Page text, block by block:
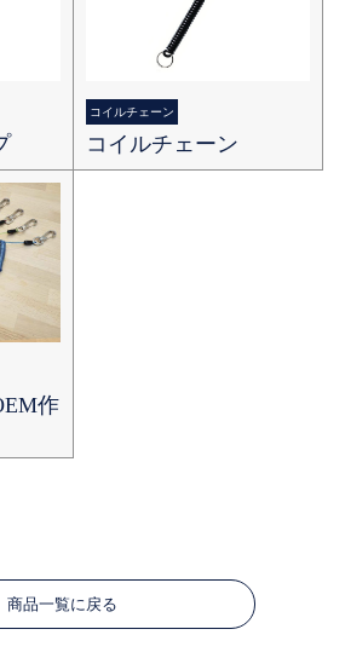
コイルチェーン
コイルチェーン
作
商品一覧に戻る